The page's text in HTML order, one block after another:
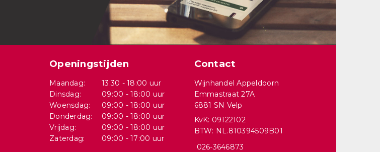
Openingstijden
Maandag:
13:30 - 18:00 uur
Dinsdag:
09:00 - 18:00 uur
Woensdag:
09:00 - 18:00 uur
Donderdag:
09:00 - 18:00 uur
Vrijdag:
09:00 - 18:00 uur
Zaterdag:
09:00 - 17:00 uur
Contact
Wijnhandel Appeldoorn
Emmastraat 27A
6881 SN Velp
KvK: 09122102
BTW: NL.810394509B01
026-3646873